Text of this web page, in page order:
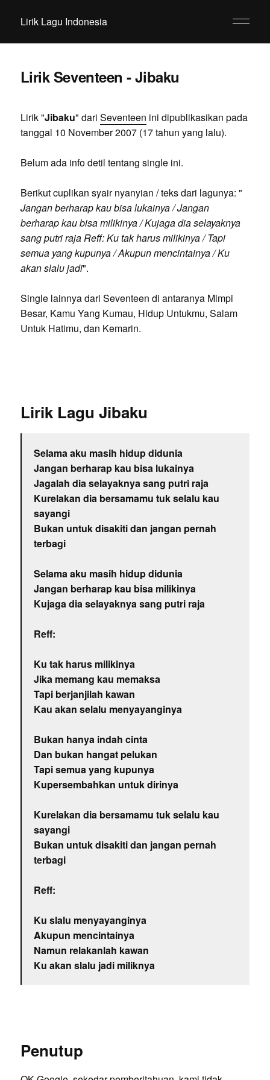
Lirik Lagu Indonesia
Lirik Seventeen - Jibaku
Lirik "Jibaku" dari Seventeen ini dipublikasikan pada
tanggal 10 November 2007 (17 tahun yang lalu).
Belum ada info detil tentang single ini.
Berikut cuplikan syair nyanyian / teks dari lagunya: "
Jangan berharap kau bisa lukainya / Jangan
berharap kau bisa milikinya / Kujaga dia selayaknya
sang putri raja Reff: Ku tak harus milikinya / Tapi
semua yang kupunya / Akupun mencintainya / Ku
akan slalu jadi".
Single lainnya dari Seventeen di antaranya Mimpi
Besar, Kamu Yang Kumau, Hidup Untukmu, Salam
Untuk Hatimu, dan Kemarin.
Lirik Lagu Jibaku
Selama aku masih hidup didunia
Jangan berharap kau bisa lukainya
Jagalah dia selayaknya sang putri raja
Kurelakan dia bersamamu tuk selalu kau
sayangi
Bukan untuk disakiti dan jangan pernah
terbagi
Selama aku masih hidup didunia
Jangan berharap kau bisa milikinya
Kujaga dia selayaknya sang putri raja
Reff:
Ku tak harus milikinya
Jika memang kau memaksa
Tapi berjanjilah kawan
Kau akan selalu menyayanginya
Bukan hanya indah cinta
Dan bukan hangat pelukan
Tapi semua yang kupunya
Kupersembahkan untuk dirinya
Kurelakan dia bersamamu tuk selalu kau
sayangi
Bukan untuk disakiti dan jangan pernah
terbagi
Reff:
Ku slalu menyayanginya
Akupun mencintainya
Namun relakanlah kawan
Ku akan slalu jadi miliknya
Penutup